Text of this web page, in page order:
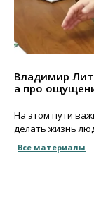
Владимир
а про
На этом пути
делать жизнь
Все материалы